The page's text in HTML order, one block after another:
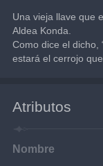
Una vieja llave que
Aldea Konda.
Como dice el dicho,
estará el cerrojo
Atributos
Nombre